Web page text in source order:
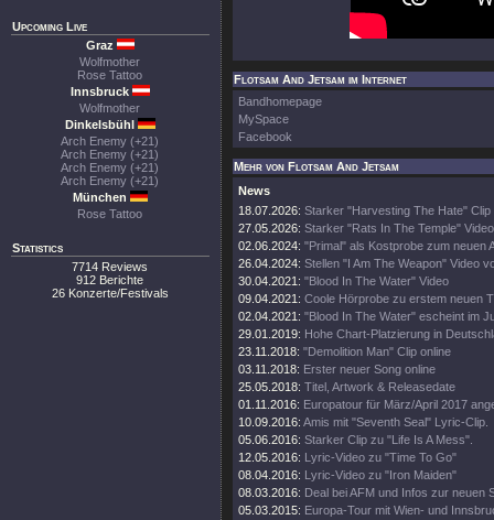
Upcoming Live
Graz
Wolfmother
Rose Tattoo
Innsbruck
Wolfmother
Dinkelsbühl
Arch Enemy (+21)
Arch Enemy (+21)
Arch Enemy (+21)
Arch Enemy (+21)
München
Rose Tattoo
Statistics
7714 Reviews
912 Berichte
26 Konzerte/Festivals
Flotsam And Jetsam im Internet
Bandhomepage
MySpace
Facebook
Mehr von Flotsam And Jetsam
News
18.07.2026: Starker "Harvesting The Hate" Clip
27.05.2026: Starker "Rats In The Temple"
02.06.2024: "Primal" als Kostprobe zum neuen
26.04.2024: Stellen "I Am The Weapon" Video
30.04.2021: "Blood In The Water" Video
09.04.2021: Coole Hörprobe zu erstem neuen
02.04.2021: "Blood In The Water" escheint im
29.01.2019: Hohe Chart-Platzierung in
23.11.2018: "Demolition Man" Clip online
03.11.2018: Erster neuer Song online
25.05.2018: Titel, Artwork & Releasedate
01.11.2016: Europatour für März/April 2017
10.09.2016: Amis mit "Seventh Seal" Lyric-Clip.
05.06.2016: Starker Clip zu "Life Is A Mess".
12.05.2016: Lyric-Video zu "Time To Go"
08.04.2016: Lyric-Video zu "Iron Maiden"
08.03.2016: Deal bei AFM und Infos zur neuen
05.03.2015: Europa-Tour mit Wien- und